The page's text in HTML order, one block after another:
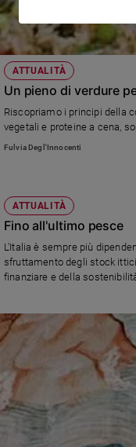
ATTUALITÀ
Un pieno di verdure
Riscopriamo i principi della
vegetali e proteine a cena,
Fulvia Degl'Innocenti
ATTUALITÀ
Fino all'ultimo pesce
L'Italia è sempre più
sfruttamento degli stock
finanziare e della